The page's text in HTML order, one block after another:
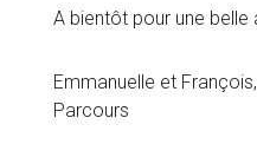
A bientôt pour une belle
Emmanuelle et
Parcours